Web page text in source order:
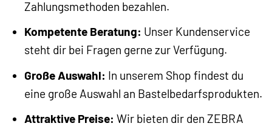
Zahlungsmethoden bezahlen.
Kompetente Beratung: Unser Kundenservice
steht dir bei Fragen gerne zur Verfügung.
Große Auswahl: In unserem Shop findest du
eine große Auswahl an Bastelbedarfsprodukten.
Attraktive Preise: Wir bieten dir den ZEBRA